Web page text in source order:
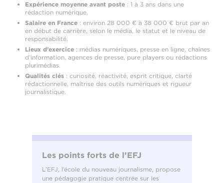
Expérience moyenne avant poste : 1 à 3 ans dans une
rédaction numérique.
Salaire en France : environ 28 000 € à 38 000 € brut par an
en début de carrière, selon le média, le statut et le niveau de
responsabilité.
Lieux d’exercice : médias numériques, presse en ligne, chaînes
d’information, agences de presse, pure players ou rédactions
plurimédias.
Qualités clés : curiosité, réactivité, esprit critique, clarté
rédactionnelle, maîtrise des outils numériques et rigueur
journalistique.
Les points forts de l’EFJ
L’EFJ, l’école du nouveau journalisme, propose
une pédagogie pratique centrée sur les